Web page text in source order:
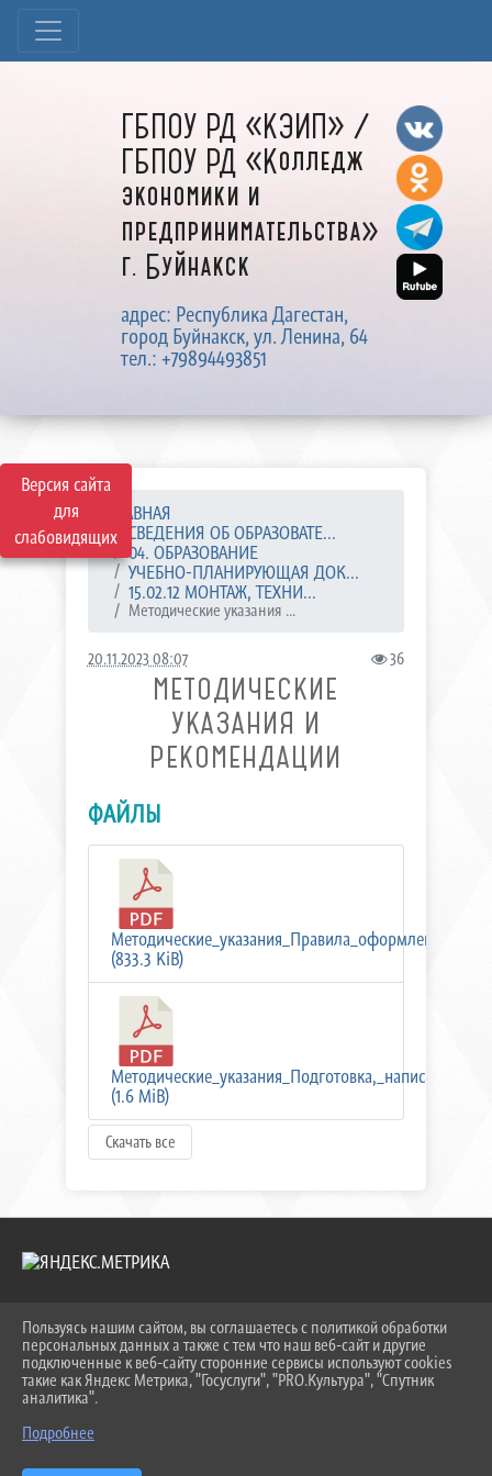
Версия сайта
для
слабовидящих
ГБПОУ РД «КЭИП» /
ГБПОУ РД «Колледж
экономики и
предпринимательства»
г. Буйнакск
адрес: Республика Дагестан,
город Буйнакск, ул. Ленина, 64
тел.: +79894493851
ГЛАВНАЯ
СВЕДЕНИЯ ОБ ОБРАЗОВАТЕ...
04. ОБРАЗОВАНИЕ
УЧЕБНО-ПЛАНИРУЮЩАЯ ДОК...
15.02.12 МОНТАЖ, ТЕХНИ...
Методические указания ...
20.11.2023 08:07 36
МЕТОДИЧЕСКИЕ
УКАЗАНИЯ И
РЕКОМЕНДАЦИИ
ФАЙЛЫ
(833.3 KiB)
(1.6 MiB)
Скачать все
2026 Г. KEIPBK.RU
ВХОД
КАРТА САЙТА
ПОЛИТИКА ОБРАБОТКИ ПЕРСОНАЛЬНЫХ ДАННЫХ
СДЕЛАНО НА KUBCMS
Пользуясь нашим сайтом, вы соглашаетесь с политикой обработки
персональных данных а также с тем что наш веб-сайт и другие
подключенные к веб-сайту сторонние сервисы используют cookies
такие как Яндекс Метрика, "Госуслуги", "PRO.Культура", "Спутник
аналитика".
Подробнее